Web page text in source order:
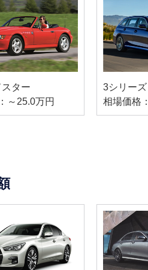
ター
～25.0万円
3シリー
相場価格